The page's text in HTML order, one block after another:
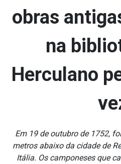
obras
na
Herculano
Em 19 de outubro de 1752,
metros abaixo da cidade de
Itália. Os camponeses que